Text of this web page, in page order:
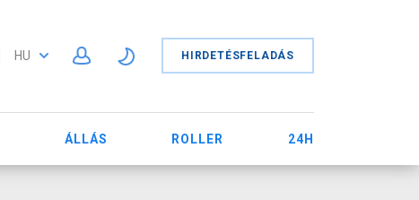
HU HIRDETÉSFELADÁS
ÁLLÁS ROLLER 24H